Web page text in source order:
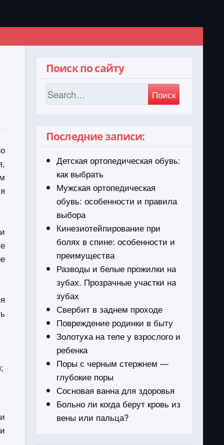
Поиск по сайту
Поиск
Последние записи:
Детская ортопедическая обувь:
как выбрать
Мужская ортопедическая
обувь: особенности и правила
выбора
Кинезиотейпирование при
болях в спине: особенности и
преимущества
Разводы и белые прожилки на
зубах. Прозрачные участки на
зубах
Свербит в заднем проходе
Повреждение родинки в быту
Золотуха на теле у взрослого и
ребенка
Поры с черным стержнем —
глубокие поры
Сосновая ванна для здоровья
Больно ли когда берут кровь из
вены или пальца?